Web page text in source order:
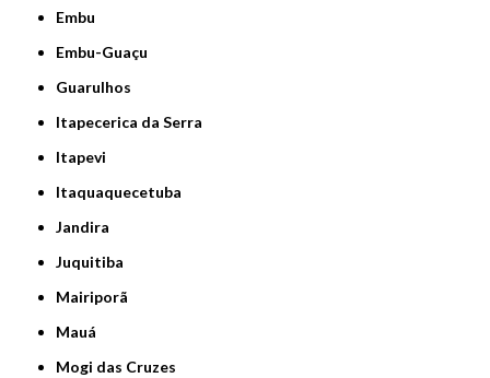
Embu
Embu-Guaçu
Guarulhos
Itapecerica da Serra
Itapevi
Itaquaquecetuba
Jandira
Juquitiba
Mairiporã
Mauá
Mogi das Cruzes